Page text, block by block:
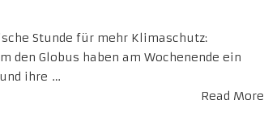
Stunde für mehr Klimaschutz:
den Globus haben am Wochenende ein
ihre …
Read More